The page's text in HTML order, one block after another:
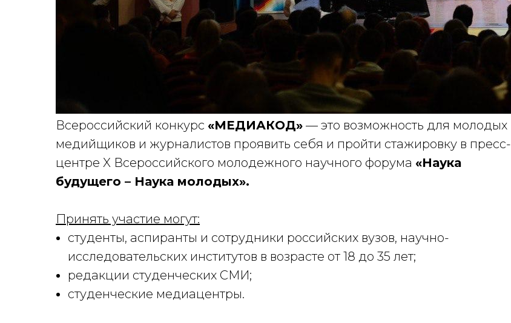
Всероссийский конкурс «МЕДИАКОД» — это возможность для молодых
медийщиков и журналистов проявить себя и пройти стажировку в пресс-
центре X Всероссийского молодежного научного форума «Наука
будущего – Наука молодых».
Принять участие могут:
студенты, аспиранты и сотрудники российских вузов, научно-
исследовательских институтов в возрасте от 18 до 35 лет;
редакции студенческих СМИ;
студенческие медиацентры.